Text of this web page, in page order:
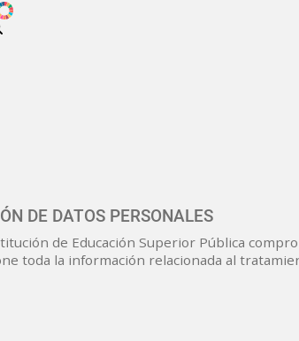
DE DATOS PERSONALES
de Educación Superior Pública
toda la información relacionada al